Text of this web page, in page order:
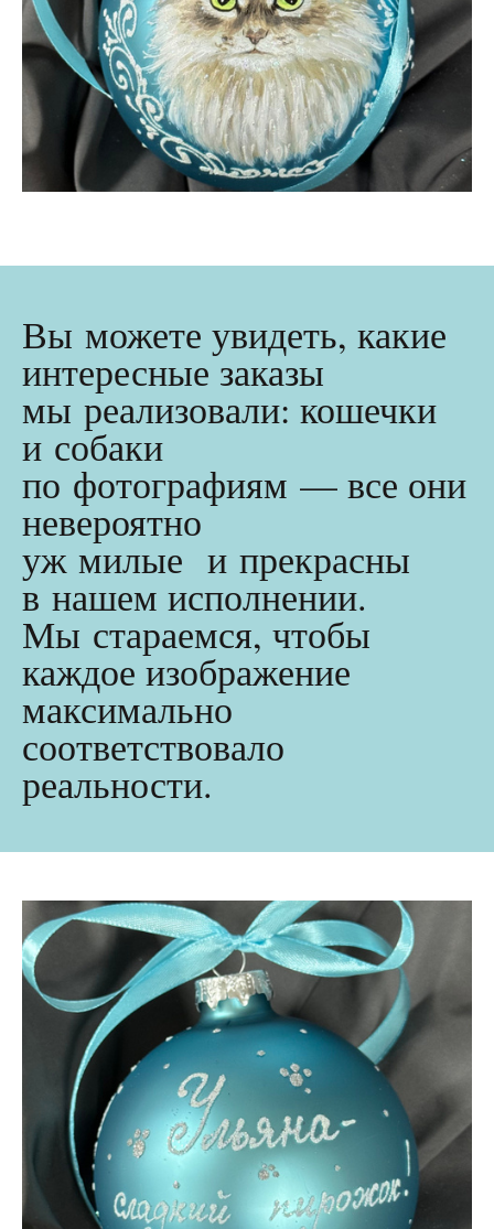
Вы можете увидеть, какие
интересные заказы
мы реализовали: кошечки
и собаки
по фотографиям — все они
невероятно
уж милые и прекрасны
в нашем исполнении.
Мы стараемся, чтобы
каждое изображение
максимально
соответствовало
реальности.